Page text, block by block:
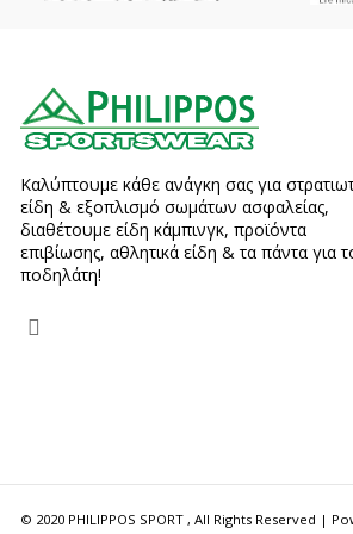
Καλύπτουμε κάθε ανάγκη σας για
είδη & εξοπλισμό σωμάτων ασφαλείας,
διαθέτουμε είδη κάμπινγκ, προϊόντα
επιβίωσης, αθλητικά είδη & τα πάντα για
ποδηλάτη!
© 2020 PHILIPPOS SPORT , All Rights Reserved |